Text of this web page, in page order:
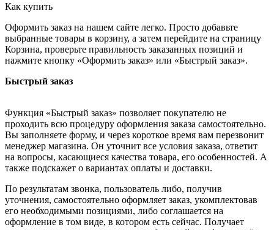
Как купить
Оформить заказ на нашем сайте легко. Просто добавьте
выбранные товары в корзину, а затем перейдите на страницу
Корзина, проверьте правильность заказанных позиций и
нажмите кнопку «Оформить заказ» или «Быстрый заказ».
Быстрый заказ
Функция «Быстрый заказ» позволяет покупателю не
проходить всю процедуру оформления заказа самостоятельно.
Вы заполняете форму, и через короткое время вам перезвонит
менеджер магазина. Он уточнит все условия заказа, ответит
на вопросы, касающиеся качества товара, его особенностей. А
также подскажет о вариантах оплаты и доставки.
По результатам звонка, пользователь либо, получив
уточнения, самостоятельно оформляет заказ, укомплектовав
его необходимыми позициями, либо соглашается на
оформление в том виде, в котором есть сейчас. Получает